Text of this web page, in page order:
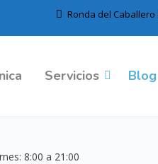
Ronda del Caballero
Servicios Blog
8:00 a 21:00